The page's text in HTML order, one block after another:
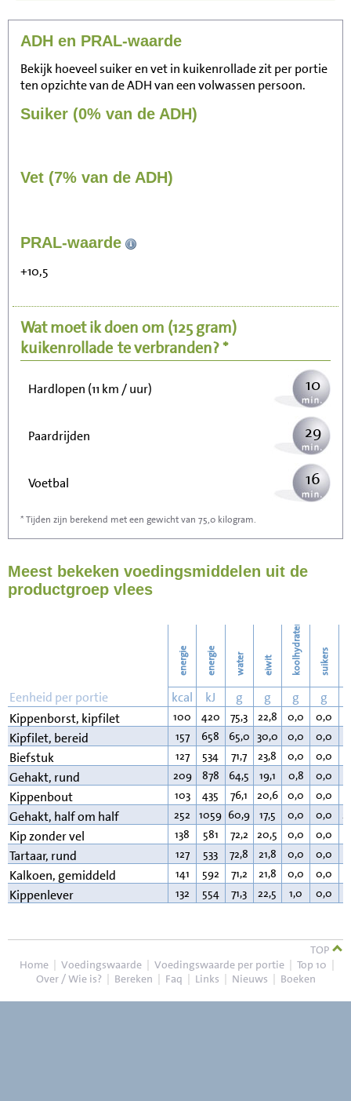
ADH en PRAL-waarde
Bekijk hoeveel suiker en vet in kuikenrollade zit per portie
ten opzichte van de ADH van een volwassen persoon.
Suiker (0% van de ADH)
Vet (7% van de ADH)
PRAL-waarde
+10,5
Wat moet ik doen om (125 gram)
kuikenrollade te verbranden? *
Zitten, tv kijken
Wandelen (5 km/uur)
Hardlopen (11 km / uur) 10
Paardrijden 29
Voetbal 16
Stofzuigen
Strijken 51
59
* Tijden zijn berekend met een gewicht van 75,0 kilogram.
Meest bekeken voedingsmiddelen uit de
productgroep vlees
energie energie water eiwit koolhydraten suikers
Eenheid per portie kcal kJ g g g g
Kippenborst, kipfilet
100 420 75,3 22,8 0,0 0,0
Kipfilet, bereid 157 658 65,0 30,0 0,0 0,0
Biefstuk 127 534 71,7 23,8 0,0 0,0
Gehakt, rund 209 878 64,5 19,1 0,8 0,0
Kippenbout 103 435 76,1 20,6 0,0 0,0
Gehakt, half om half 252 1059 60,9 17,5 0,0 0,0
Kip zonder vel 138 581 72,2 20,5 0,0 0,0
Tartaar, rund 127 533 72,8 21,8 0,0 0,0
Kalkoen, gemiddeld 141 592 71,2 21,8 0,0 0,0
Kippenlever 132 554 71,3 22,5 1,0 0,0
TOP
Home | Voedingswaarde | Voedingswaarde per portie | Top 10 |
Over / Wie is? | Bereken | Faq | Links | Nieuws | Boeken